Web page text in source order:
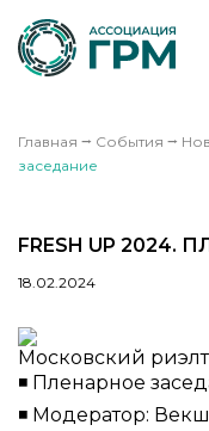
Главная ⭢ События ⭢
заседание
FRESH UP
18.02.2024
Московский
◾ Пленарное
◾ Модератор: